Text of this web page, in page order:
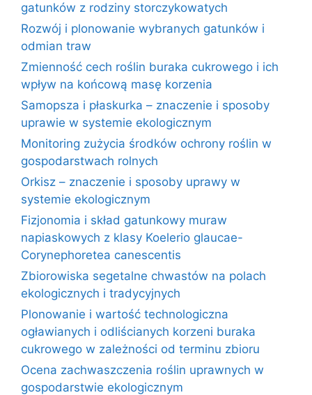
gatunków z rodziny storczykowatych
Rozwój i plonowanie wybranych gatunków i
odmian traw
Zmienność cech roślin buraka cukrowego i ich
wpływ na końcową masę korzenia
Samopsza i płaskurka – znaczenie i sposoby
uprawie w systemie ekologicznym
Monitoring zużycia środków ochrony roślin w
gospodarstwach rolnych
Orkisz – znaczenie i sposoby uprawy w
systemie ekologicznym
Fizjonomia i skład gatunkowy muraw
napiaskowych z klasy Koelerio glaucae-
Corynephoretea canescentis
Zbiorowiska segetalne chwastów na polach
ekologicznych i tradycyjnych
Plonowanie i wartość technologiczna
ogławianych i odliścianych korzeni buraka
cukrowego w zależności od terminu zbioru
Ocena zachwaszczenia roślin uprawnych w
gospodarstwie ekologicznym